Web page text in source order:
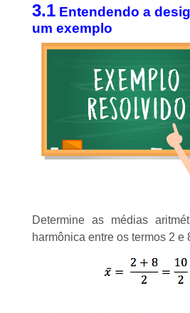
3.1Entendendo a
um exemplo
Determine as médias
harmônica entre os termos 2 e